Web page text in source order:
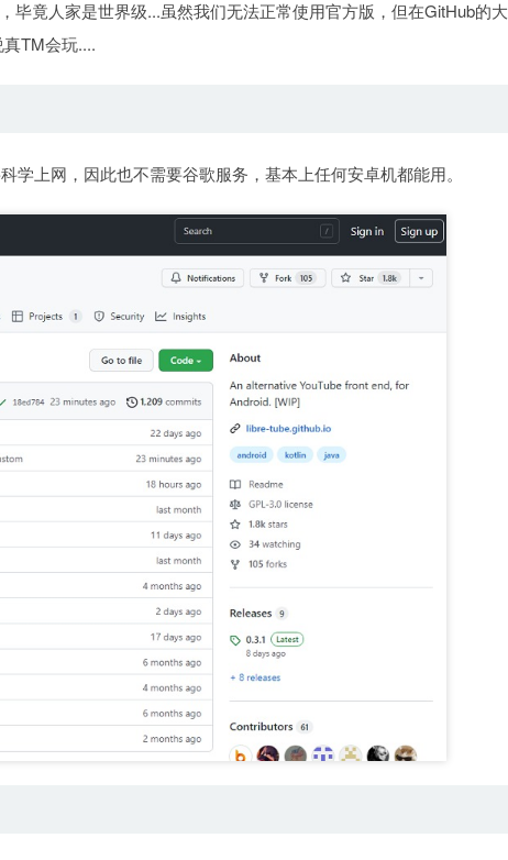
毕竟人家是世界级...虽然我们无法正常使用官方版，但在GitHub的大
TM会玩....
上网，因此也不需要谷歌服务，基本上任何安卓机都能用。